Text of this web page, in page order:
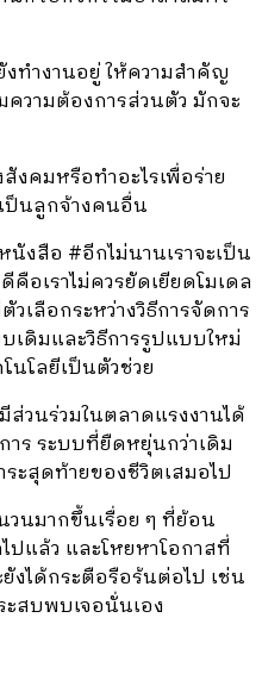
ทำงานอยู่ ให้ความสำคัญ
วามต้องการส่วนตัว มักจะ
งคมหรือทำอะไรเพื่อร่าย
ป็นลูกจ้างคนอื่น
นังสือ #อีกไม่นานเราจะเป็น
อเราไม่ควรยัดเยียดโมเดล
เลือกระหว่างวิธีการจัดการ
เดิมและวิธีการรูปแบบใหม่
นโลยีเป็นตัวช่วย
วนร่วมในตลาดแรงงานได้
าร ระบบที่ยืดหยุ่นกว่าเดิม
ะสุดท้ายของชีวิตเสมอไป
วนมากขึ้นเรื่อย ๆ ที่ย้อน
แล้ว และโหยหาโอกาสที่
งได้กระตือรือร้นต่อไป เช่น
ะสบพบเจอนั่นเอง